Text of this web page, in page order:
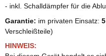
- inkl. Schalldämpfer für die
Garantie: im privaten Einsatz:
Verschleißteile)
HINWEIS: